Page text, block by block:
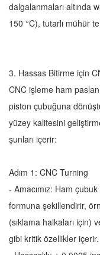
dalgalanmaları altında
150 °C), tutarlı mühür
3. Hassas Bitirme için
CNC işleme ham
piston çubuğuna
yüzey kalitesini
şunları içerir:
Adım 1: CNC Turning
- Amacımız: Ham
formuna şekillendirir,
(sıklama halkaları için)
gibi kritik özellikler içerir.